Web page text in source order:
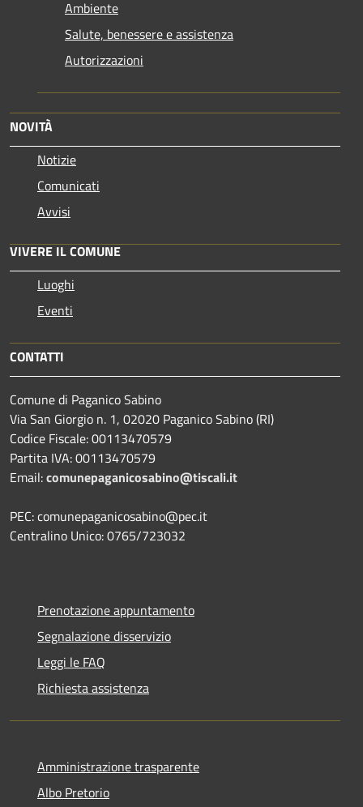
Ambiente
Salute, benessere e assistenza
Autorizzazioni
NOVITÀ
Notizie
Comunicati
Avvisi
VIVERE IL COMUNE
Luoghi
Eventi
CONTATTI
Comune di Paganico Sabino
Via San Giorgio n. 1, 02020 Paganico Sabino (RI)
Codice Fiscale: 00113470579
Partita IVA: 00113470579
Email:comunepaganicosabino@tiscali.it
PEC: comunepaganicosabino@pec.it
Centralino Unico: 0765/723032
Prenotazione appuntamento
Segnalazione disservizio
Leggi le FAQ
Richiesta assistenza
Amministrazione trasparente
Albo Pretorio